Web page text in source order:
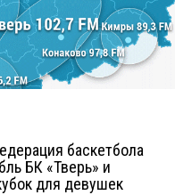
баскетбола
БК «Тверь» и
для девушек